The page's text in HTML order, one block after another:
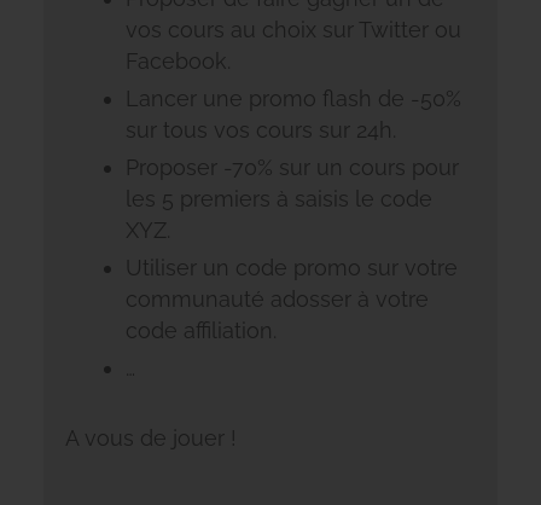
vos cours au choix sur Twitter ou
Facebook.
Lancer une promo flash de -50%
sur tous vos cours sur 24h.
Proposer -70% sur un cours pour
les 5 premiers à saisis le code
XYZ.
Utiliser un code promo sur votre
communauté adosser à votre
code affiliation.
A vous de jouer !